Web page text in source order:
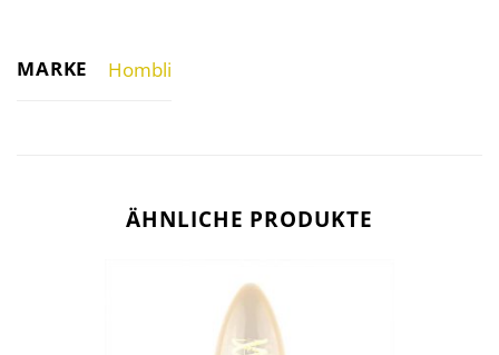
MARKE Hombli
ÄHNLICHE PRODUKTE